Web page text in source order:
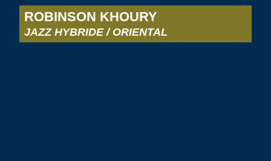
ROBINSON KHOURY
JAZZ HYBRIDE / ORIENTAL